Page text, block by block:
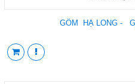
GỐM HẠ LONG -